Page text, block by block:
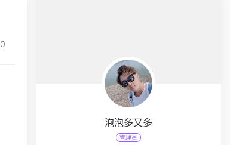
0
泡泡多又多
管理员